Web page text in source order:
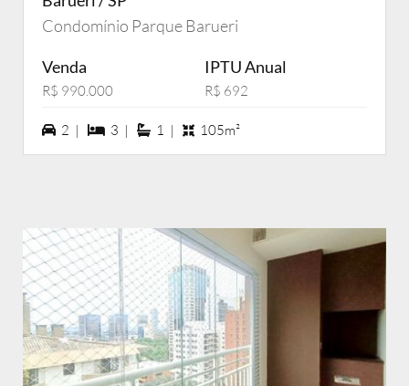
Condomínio Parque Barueri
Venda
R$ 990.000
IPTU Anual
R$ 692
2 vagas na garagem
2 | 3 dormiórios
3 | 1 suítes
1 | 105m²